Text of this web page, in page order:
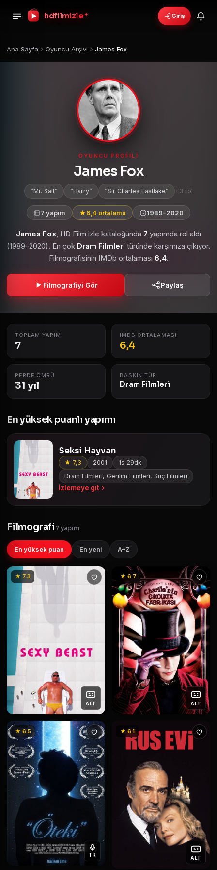
hdfilmizle + Giriş
Ana Sayfa Oyuncu Arşivi James Fox
OYUNCU PROFILI
James Fox
Mr. Salt Harry Sir Charles Eastlake +3 rol
7 yapım 6,4 ortalama 1989–2020
James Fox, HD Film izle kataloğunda 7 yapımda rol aldı
(1989–2020). En çok Dram Filmleri türünde karşımıza çıkıyor.
Filmografisinin IMDb ortalaması 6,4.
Filmografiyi Gör Paylaş
TOPLAM YAPIM
7
IMDB ORTALAMASI
6,4
PERDE ÖMRÜ
31 yıl
BASKIN TÜR
Dram Filmleri
En yüksek puanlı yapımı
Seksi Hayvan
★ 7,3 2001
1s 29dk
Dram Filmleri, Gerilim Filmleri, Suç Filmleri
İzlemeye git
Filmografi7 yapım
En yüksek puan En yeni A–Z
★ 7.3
ALT
★ 6.7
ALT
★ 6.5
TR
★ 6.1
ALT